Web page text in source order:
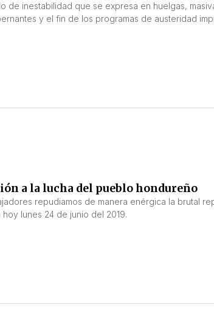
de inestabilidad que se expresa en huelgas,
y el fin de los programas de austeridad
a la lucha del pueblo hondureño
repudiamos de manera enérgica la brutal
lunes 24 de junio del 2019.